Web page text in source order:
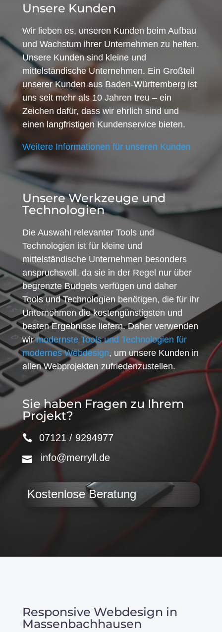
Unsere Kunden
Wir lieben es, unseren Kunden beim Aufbau
und Wachstum ihrer Unternehmen zu helfen.
Unsere Kunden sind kleine und
mittelständische Unternehmen. Ein Großteil
unserer Kunden aus Baden-Württemberg ist
uns seit mehr als 10 Jahren treu – ein
Zeichen dafür, dass wir ehrlich sind und
einen langfristigen Kundenservice bieten.
Weitere Informationen für unseren Kunden
Unsere Werkzeuge und
Technologien
Die Auswahl relevanter Tools und
Technologien ist für kleine und
mittelständische Unternehmen besonders
anspruchsvoll, da sie in der Regel nur über
begrenzte Budgets verfügen und daher
Tools und Technologien benötigen, die für ihr
Unternehmen die kostengünstigsten und
besten Ergebnisse liefern. Daher verwenden
wirmodernste Tools und Technologien für
modernes Webdesign, um unsere Kunden in
allen Webprojekten zufriedenzustellen.
Sie haben Fragen zu Ihrem
Projekt?
07121 / 9294977
info@merryll.de
Kostenlose Beratung
Responsive Webdesign in
Massenbachhausen